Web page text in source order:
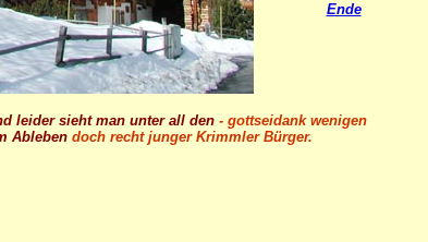
Ende
leider sieht man unter all den - gottseidank wenigen
Ableben doch recht junger Krimmler Bürger.